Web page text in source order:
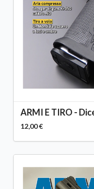
ARMI E TIRO -
12,00 €